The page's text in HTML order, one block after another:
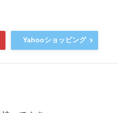
Yahooショッピング